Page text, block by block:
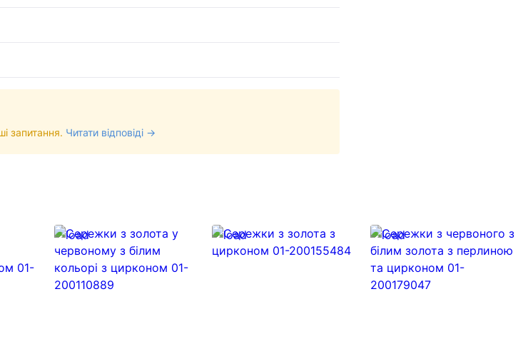
запитання. Читати відповіді →